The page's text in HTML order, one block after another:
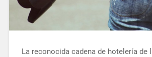
La reconocida cadena de hotelería de